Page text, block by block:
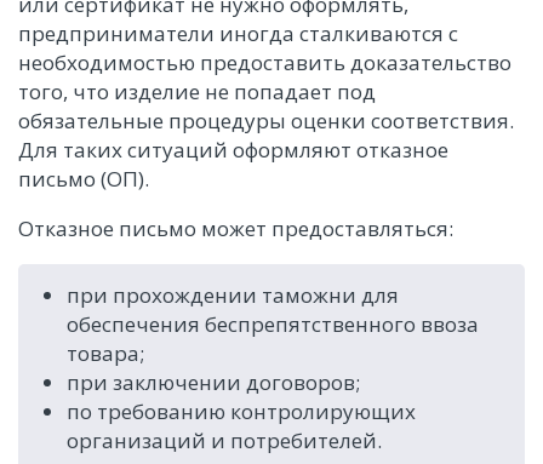
предприниматели иногда сталкиваются с
необходимостью предоставить доказательство
того, что изделие не попадает под
обязательные процедуры оценки соответствия.
Для таких ситуаций оформляют отказное
письмо (ОП).
Отказное письмо может предоставляться:
при прохождении таможни для
обеспечения беспрепятственного ввоза
товара;
при заключении договоров;
по требованию контролирующих
организаций и потребителей.